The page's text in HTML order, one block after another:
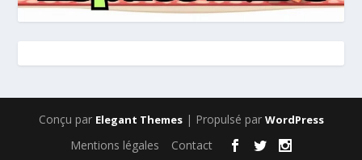
Conçu par Elegant Themes| Propulsé par WordPress
Mentions légales Contact